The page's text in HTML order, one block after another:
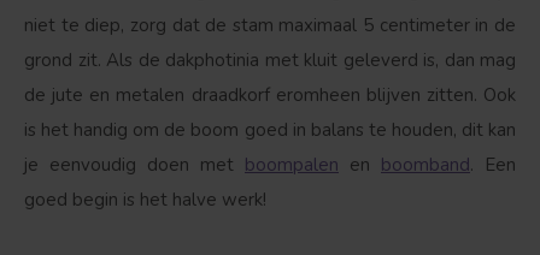
niet te diep, zorg dat de stam maximaal 5 centimeter in de
grond zit. Als de dakphotinia met kluit geleverd is, dan mag
de jute en metalen draadkorf eromheen blijven zitten. Ook
is het handig om de boom goed in balans te houden, dit kan
je eenvoudig doen met boompalen en boomband. Een
goed begin is het halve werk!